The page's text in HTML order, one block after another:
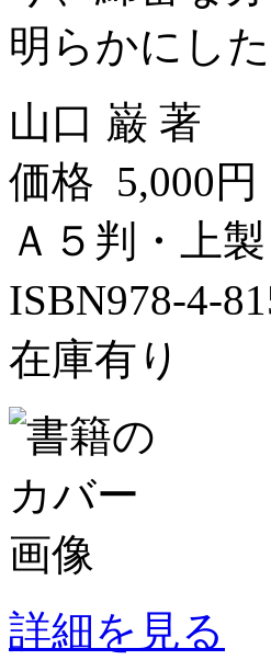
明らかにし
山口 巌 著
価格 5,000円
Ａ５判・上
ISBN978-4-
在庫有り
詳細を見る